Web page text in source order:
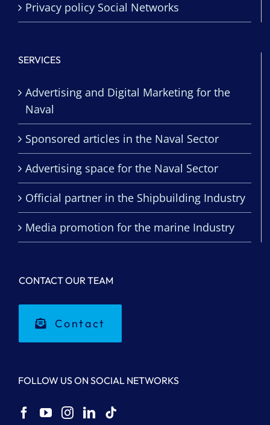
Privacy policy Social Networks
SERVICES
Advertising and Digital Marketing for the
Naval
Sponsored articles in the Naval Sector
Advertising space for the Naval Sector
Official partner in the Shipbuilding Industry
Media promotion for the marine Industry
CONTACT OUR TEAM
Contact
FOLLOW US ON SOCIAL NETWORKS